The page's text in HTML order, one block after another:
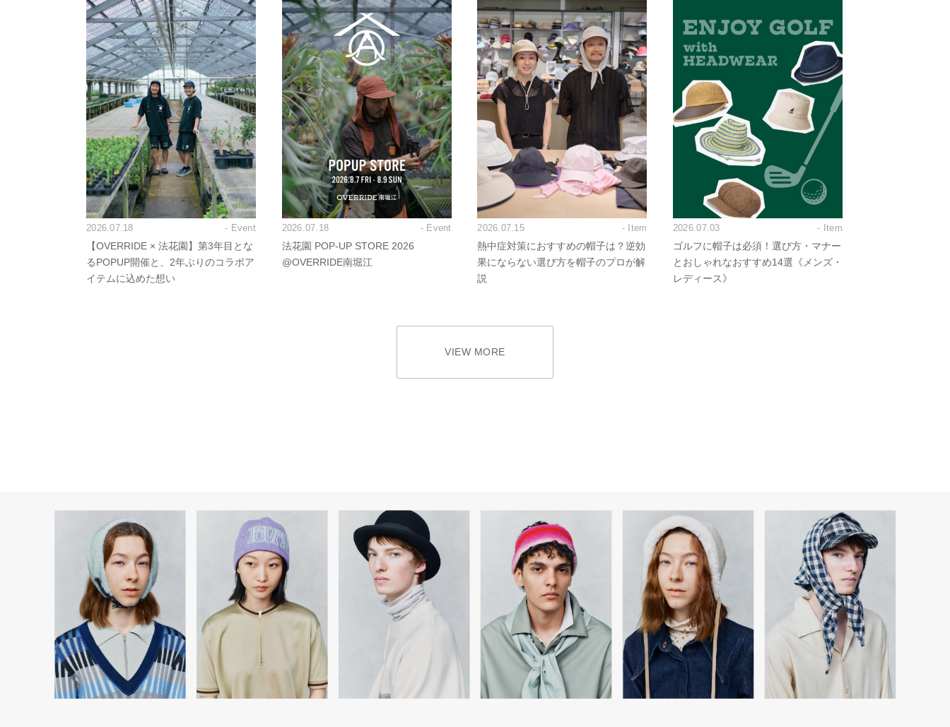
2026.07.18 - Event
【OVERRIDE × 法花園】第3年目とな
るPOPUP開催と、2年ぶりのコラボア
イテムに込めた想い
2026.07.18 - Event
法花園 POP-UP STORE 2026
@OVERRIDE南堀江
2026.07.15 - Item
熱中症対策におすすめの帽子は？逆効
果にならない選び方を帽子のプロが解
説
2026.07.03 - Item
ゴルフに帽子は必須！選び方・マナー
とおしゃれなおすすめ14選《メンズ・
レディース》
VIEW MORE